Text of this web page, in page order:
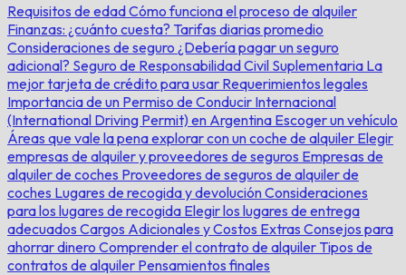
Requisitos de edadCómo funciona el proceso de alquiler
Finanzas: ¿cuánto cuesta? Tarifas diarias promedio
Consideraciones de seguro ¿Debería pagar un seguro
adicional? Seguro de Responsabilidad Civil Suplementaria La
mejor tarjeta de crédito para usar Requerimientos legales
Importancia de un Permiso de Conducir Internacional
(International Driving Permit) en Argentina Escoger un vehículo
Áreas que vale la pena explorar con un coche de alquiler Elegir
empresas de alquiler y proveedores de seguros Empresas de
alquiler de coches Proveedores de seguros de alquiler de
coches Lugares de recogida y devoluciónConsideraciones
para los lugares de recogida Elegir los lugares de entrega
adecuados Cargos Adicionales y Costos Extras Consejos para
ahorrar dinero Comprender el contrato de alquiler Tipos de
contratos de alquiler Pensamientos finales